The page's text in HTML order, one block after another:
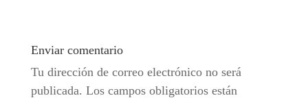
Enviar comentario
Tu dirección de correo electrónico no será
publicada. Los campos obligatorios están